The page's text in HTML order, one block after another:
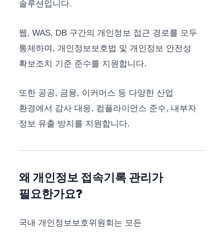
솔루션입니다.
웹, WAS, DB 구간의 개인정보 접근 경로를 모두
통제하며, 개인정보보호법 및 개인정보 안전성
확보조치 기준 준수를 지원합니다.
또한 공공, 금융, 이커머스 등 다양한 산업
환경에서 감사 대응, 컴플라이언스 준수, 내부자
정보 유출 방지를 지원합니다.
왜 개인정보 접속기록 관리가
필요한가요?
국내 개인정보보호위원회는 모든